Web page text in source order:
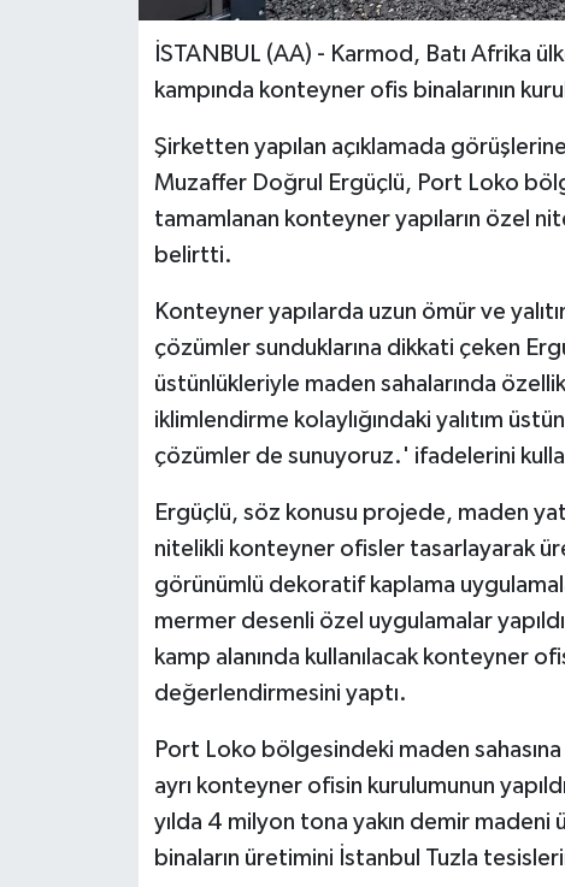
İSTANBUL (AA) - Karmod, Batı Afrika
kampında konteyner ofis binalarının
Şirketten yapılan açıklamada
Muzaffer Doğrul Ergüçlü, Port Loko
tamamlanan konteyner yapıların özel
belirtti.
Konteyner yapılarda uzun ömür ve
çözümler sunduklarına dikkati çeken
üstünlükleriyle maden sahalarında
iklimlendirme kolaylığındaki yalıtım
çözümler de sunuyoruz.' ifadelerini
Ergüçlü, söz konusu projede, maden
nitelikli konteyner ofisler tasarlayarak
görünümlü dekoratif kaplama
mermer desenli özel uygulamalar
kamp alanında kullanılacak konteyner
değerlendirmesini yaptı.
Port Loko bölgesindeki maden sahasına
ayrı konteyner ofisin kurulumunun
yılda 4 milyon tona yakın demir madeni
binaların üretimini İstanbul Tuzla